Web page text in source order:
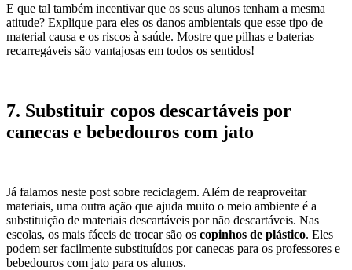
E que tal também incentivar que os seus alunos tenham a mesma
atitude? Explique para eles os danos ambientais que esse tipo de
material causa e os riscos à saúde. Mostre que pilhas e baterias
recarregáveis são vantajosas em todos os sentidos!
7. Substituir copos descartáveis por
canecas e bebedouros com jato
Já falamos neste post sobre reciclagem. Além de reaproveitar
materiais, uma outra ação que ajuda muito o meio ambiente é a
substituição de materiais descartáveis por não descartáveis. Nas
escolas, os mais fáceis de trocar são os copinhos de plástico. Eles
podem ser facilmente substituídos por canecas para os professores e
bebedouros com jato para os alunos.